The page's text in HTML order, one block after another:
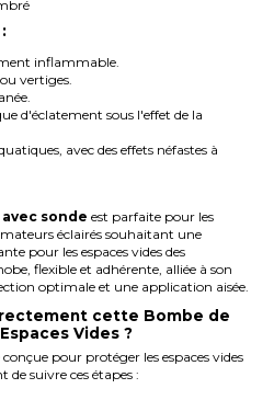
inflammable.
vertiges.
d'éclatement sous l'effet de la
avec des effets néfastes à
sonde est parfaite pour les
éclairés souhaitant une
pour les espaces vides des
flexible et adhérente, alliée à son
optimale et une application aisée.
cette Bombe de
Vides ?
pour protéger les espaces vides
suivre ces étapes :